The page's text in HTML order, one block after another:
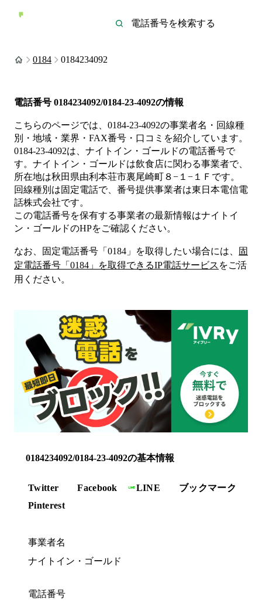
0184 0184234092
電話番号 0184234092/0184-23-4092の情報
こちらのページでは、 0184-23-4092の事業者名・回線種
別・地域・業界・FAX番号・口コミを紹介しています。
0184-23-4092は、 ナイトイン・ゴールドの電話番号で
す。 ナイトイン・ゴールドは飲食店に関わる事業者で、
所在地は秋田県由利本荘市裏尾崎町８−１−１Ｆ です。
回線種別は固定電話で、番号提供事業者は東日本電信電
話株式会社です。
この電話番号を保有する事業者の最新情報はナイトイ
ン・ゴールドのHPをご確認ください。
なお、固定電話番号「 0184 」を取得したい場合には、
固
定電話番号「 0184 」を取得できるIP電話サービス をご活
用ください。
0184234092/0184-23-4092の基本情報
Twitter Facebook LINE
ブックマーク
Pinterest
事業者名
ナイトイン・ゴールド
電話番号